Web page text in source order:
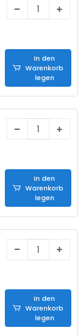
In den
Warenkorb
legen
In den
Warenkorb
legen
In den
Warenkorb
legen